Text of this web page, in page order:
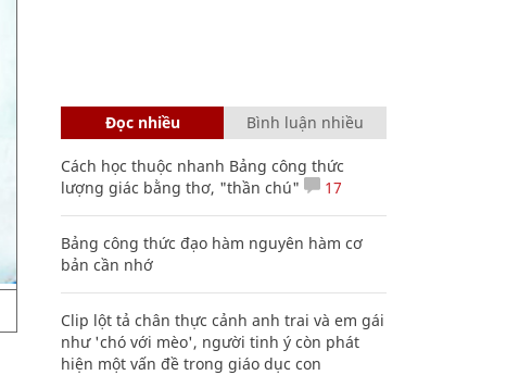
Đọc nhiều Bình luận nhiều
Cách học thuộc nhanh Bảng công thức
lượng giác bằng thơ, "thần chú"
17
Bảng công thức đạo hàm nguyên hàm cơ
bản cần nhớ
Clip lột tả chân thực cảnh anh trai và em gái
như 'chó với mèo', người tinh ý còn phát
hiện một vấn đề trong giáo dục con